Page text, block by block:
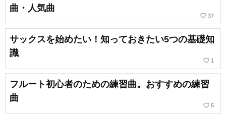
曲・人気曲
favorite_border 37
サックスを始めたい！知っておきたい5つの基礎知
識
favorite_border 1
フルート初心者のための練習曲。おすすめの練習
曲
favorite_border 5